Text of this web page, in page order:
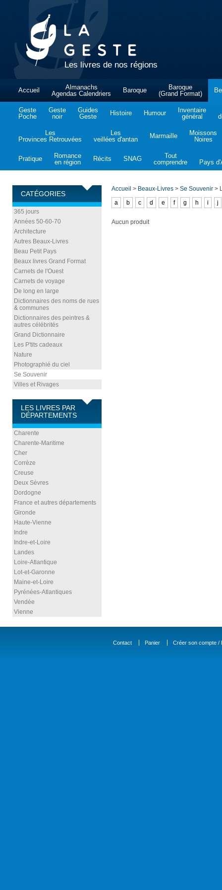
Les livres de nos régions
Accueil
Almanachs
Agendas Calendriers
Baroque
Baroque
(Grand Format)
Geste
Poche
Geste
noir
Guides
Geste
Histoire Humour
Inventaire
général
Les
Provinces Retrouvées
Les
veillées d'antan
Marmaille
Moissons
Noires
Pratique
Romance
en région
Récits SNAG
Tout
comprendre
Pays
CATÉGORIES
365 jours
Années 50-60-70
Architecture
Autres Beaux-Livres
Beau Petit Pays
Beaux livres Grand Format
Carnets de l'Ouest
Carnets de voyage
De long en large
Dictionnaires des noms de rues
& communes
Dictionnaires des peintres &
autres célébrités
Grand Dictionnaire
Les P'tits cadeaux
Nature
Photographié du ciel
Se Souvenir
Villes et Rivages
LES LIVRES PAR
DÉPARTEMENTS
Charente
Charente-Maritime
Cher
Corrèze
Creuse
Deux Sèvres
Dordogne
France et autres départements
Gironde
Haute-Vienne
Indre
Indre-et-Loire
Landes
Loire-Atlantique
Lot-et-Garonne
Maine-et-Loire
Pyrénées-Atlantiques
Vendée
Vienne
Accueil > Beaux-Livres > Se Souvenir >
a
b c d e f g h i j
Aucun produit
Contact Panier Créer son compte /